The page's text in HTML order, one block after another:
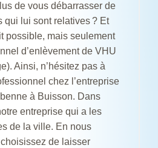
de vous débarrasser de
qui lui sont relatives ? Et
possible, mais seulement
d’enlèvement de VHU
Ainsi, n’hésitez pas à
chez l’entreprise
à Buisson. Dans
entreprise qui a les
de la ville. En nous
de laisser